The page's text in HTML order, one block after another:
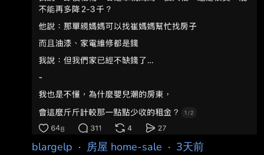
blargelp · 房屋 home-sale · 3天前